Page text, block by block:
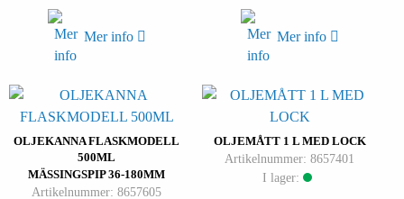
Mer info Mer info
OLJEKANNA FLASKMODELL
500ML
MÄSSINGSPIP 36-180MM
Artikelnummer: 8657605
OLJEMÅTT 1 L MED LOCK
Artikelnummer: 8657401
I lager: